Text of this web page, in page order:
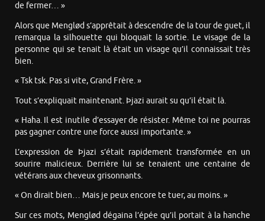
de fermer… »
Alors que Menglød s’apprêtait à descendre de la tour de guet, il
remarqua la silhouette qui bloquait la sortie. Le visage de la
personne qui se tenait là était un visage qu’il connaissait très
bien.
« Tsk tsk. Pas si vite, Grand Frère. »
Tout s’expliquait maintenant. Þjazi aurait su qu’il était là.
« Haha. Il est inutile d’essayer de résister. Même toi ne pourras
pas gagner contre une force aussi importante. »
L’expression de Þjazi s’était rapidement transformée en un
sourire malicieux. Derrière lui se tenaient une centaine de
vétérans aux cheveux grisonnants.
« On dirait bien… Mais je peux encore te tuer, au moins. »
Sur ces mots, Menglød dégaina l’épée qu’il portait à la hanche